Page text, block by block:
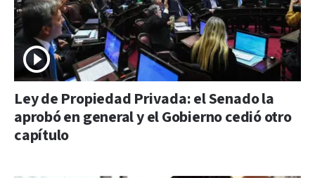
Ley de Propiedad Privada: el Senado la
aprobó en general y el Gobierno cedió otro
capítulo